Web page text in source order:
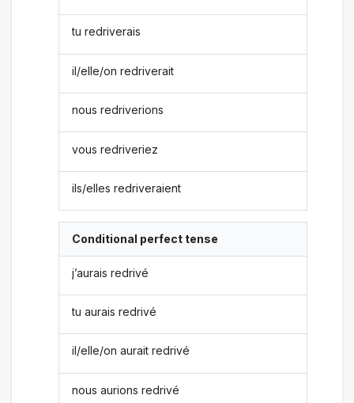
tu redriverais
il/elle/on redriverait
nous redriverions
vous redriveriez
ils/elles redriveraient
Conditional perfect tense
j’aurais redrivé
tu aurais redrivé
il/elle/on aurait redrivé
nous aurions redrivé